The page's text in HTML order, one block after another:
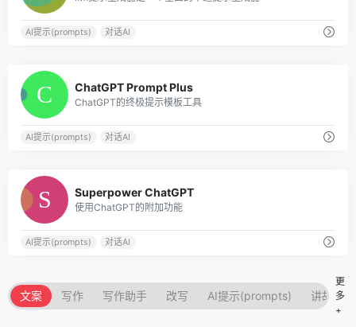
AI提示(prompts) 对话AI
ChatGPT Prompt Plus
ChatGPT的终极提示模板工具
AI提示(prompts) 对话AI
Superpower ChatGPT
使用ChatGPT的附加功能
AI提示(prompts) 对话AI
文案 写作 写作助手 改写 AI提示(prompts) 讲故事
更
多
+